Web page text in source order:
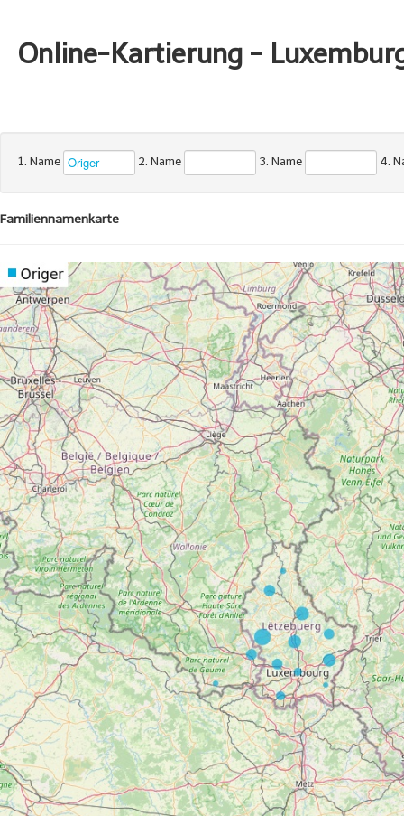
Online-Kartierung -
1. Name 2. Name 3. Name 4.
Familiennamenkarte